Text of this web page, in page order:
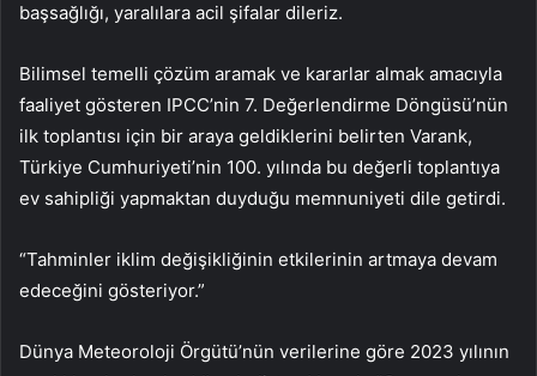
başsağlığı, yaralılara acil şifalar dileriz.
Bilimsel temelli çözüm aramak ve kararlar almak amacıyla
faaliyet gösteren IPCC’nin 7. Değerlendirme Döngüsü’nün
ilk toplantısı için bir araya geldiklerini belirten Varank,
Türkiye Cumhuriyeti’nin 100. yılında bu değerli toplantıya
ev sahipliği yapmaktan duyduğu memnuniyeti dile getirdi.
“Tahminler iklim değişikliğinin etkilerinin artmaya devam
edeceğini gösteriyor.”
Dünya Meteoroloji Örgütü’nün verilerine göre 2023 yılının